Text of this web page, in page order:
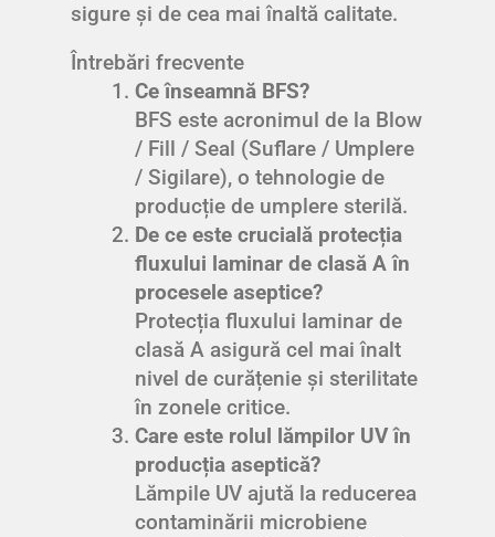
sigure și de cea mai înaltă calitate.
Întrebări frecvente
Ce înseamnă BFS?
BFS este acronimul de la Blow
/ Fill / Seal (Suflare / Umplere
/ Sigilare), o tehnologie de
producție de umplere sterilă.
De ce este crucială protecția
fluxului laminar de clasă A în
procesele aseptice?
Protecția fluxului laminar de
clasă A asigură cel mai înalt
nivel de curățenie și sterilitate
în zonele critice.
Care este rolul lămpilor UV în
producția aseptică?
Lămpile UV ajută la reducerea
contaminării microbiene